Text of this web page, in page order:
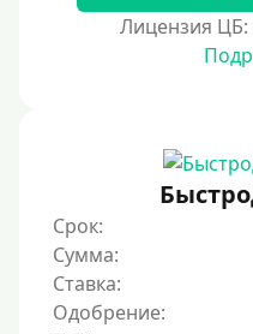
Лицензия ЦБ:
Срок:
Сумма:
Ставка:
Одобрение: